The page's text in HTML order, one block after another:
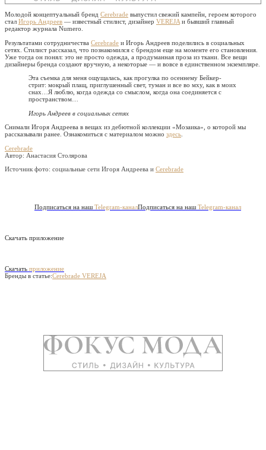
Молодой концептуальный бренд Cerebrade выпустил свежий кампейн, героем которого
стал Игорь Андреев — известный стилист, дизайнер VEREJA и бывший главный
редактор журнала Numero.
Результатами сотрудничества Cerebrade и Игорь Андреев поделились в социальных
сетях. Стилист рассказал, что познакомился с брендом еще на моменте его становления.
Уже тогда он понял: это не просто одежда, а продуманная проза из ткани. Все вещи
дизайнеры бренда создают вручную, а некоторые — и вовсе в единственном экземпляре.
Эта съемка для меня ощущалась, как прогулка по осеннему Бейкер-
стрит: мокрый плащ, приглушенный свет, туман и все во мху, как в моих
снах…Я люблю, когда одежда со смыслом, когда она соединяется с
пространством…
Игорь Андреев в социальных сетях
Снимали Игоря Андреева в вещах из дебютной коллекции «Мозаика», о которой мы
рассказывали ранее. Ознакомиться с материалом можно здесь
Cerebrade
Автор: Анастасия Столярова
Источник фото: социальные сети Игоря Андреева и Cerebrade
Подписаться на наш Telegram-каналПодписаться на наш Telegram-канал
Скачать приложение
Скачать приложение
Бренды в статье:Cerebrade VEREJA